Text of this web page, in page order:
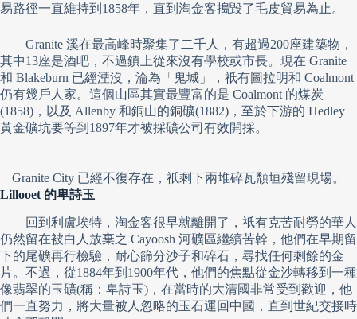
易路徑一直維持到1858年，直到淘金客搗毀了毛皮貿易為止。
Granite 溪在最高峰時聚集了二千人，有超過200座建築物，
其中13座是酒吧，不過鎮上從來沒有學校或市長。現在 Granite
和 Blakeburn 已經湮沒，淪為「鬼城」，祇有圖拉明和 Coalmont
仍有幾戶人家。這個山區其實最豐富的是 Coalmont 的煤炭
(1858)，以及 Allenby 和銅山的銅礦(1882)，至於下游的 Hedley
黃金礦坑要等到1897年才被採礦公司有效開採。
Granite City 已經不復存在，祇剩下兩堆碎瓦頹垣殘留現場。
Lillooet 的卑詩玉
回到利盧埃特，淘金客很早就離開了，祇有克苦耐勞的華人
仍然留在被白人放棄之 Cayoosh 河礦區繼續苦幹，他們在早期留
下的尾礦再行檢驗，耐心篩分沙子和碎石，尋找任何剩餘的金
片。不過，從1884年到1900年代，他們的焦點從金沙轉移到一種
像翡翠的玉礦(稱：卑詩玉)，在當時的大清國非常受到歡迎，他
們一直努力，將大量被人忽略的玉石運回中國，直到世紀交接時